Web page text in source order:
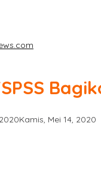
Kamis, Mei 14, 2020